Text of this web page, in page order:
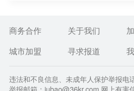
商务合作 关于我们
城市加盟
寻求报道
违法和不良信息、未成年人保护举报电